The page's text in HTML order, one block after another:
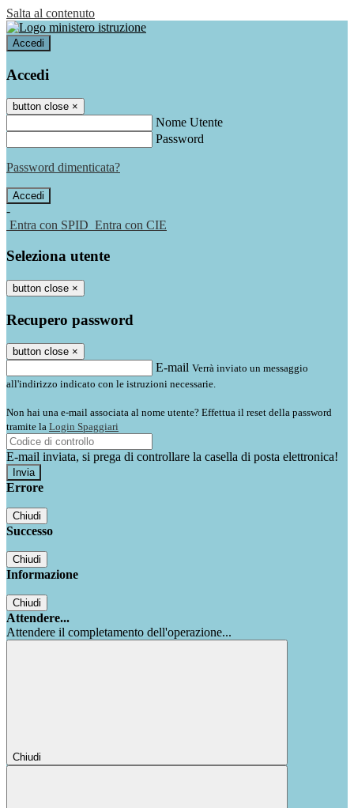
Salta al contenuto
Accedi
Accedi
button close ×
Nome Utente
Password
Password dimenticata?
-
Entra con SPID Entra con CIE
Seleziona utente
button close ×
Recupero password
button close ×
E-mail Verrà inviato un messaggio
all'indirizzo indicato con le istruzioni necessarie.
Non hai una e-mail associata al nome utente? Effettua il reset della password
tramite la Login Spaggiari
E-mail inviata, si prega di controllare la casella di posta elettronica!
Errore
Chiudi
Successo
Chiudi
Informazione
Chiudi
Attendere...
Attendere il completamento dell'operazione...
Chiudi